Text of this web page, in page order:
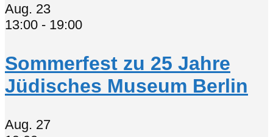
Aug. 23
13:00 - 19:00
Sommerfest zu 25 Jahre
Jüdisches Museum Berlin
Aug. 27